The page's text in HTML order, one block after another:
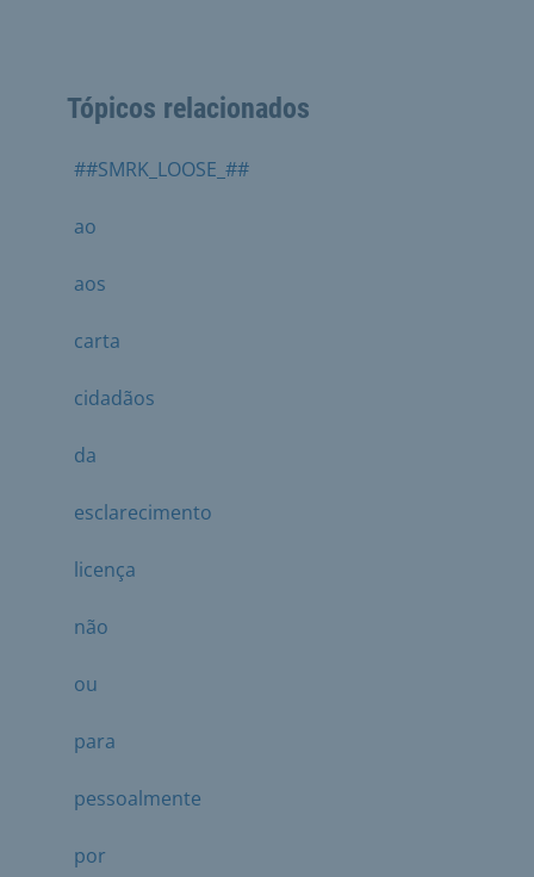
Tópicos relacionados
##SMRK_LOOSE_##
ao
aos
carta
cidadãos
da
esclarecimento
licença
não
ou
para
pessoalmente
por